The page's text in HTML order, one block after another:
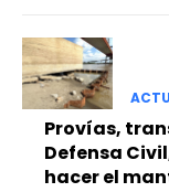
Provías,
Defensa
hacer el